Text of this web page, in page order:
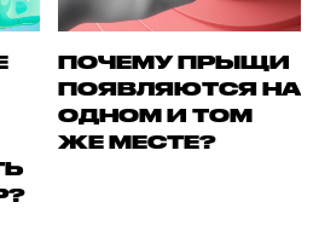
ПОЧЕМУ ПРЫЩИ
ПОЯВЛЯЮТСЯ НА
ОДНОМ И ТОМ
ЖЕ МЕСТЕ?